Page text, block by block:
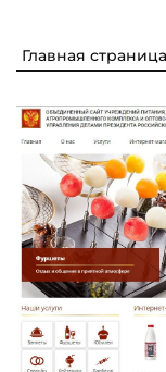
Главная страница